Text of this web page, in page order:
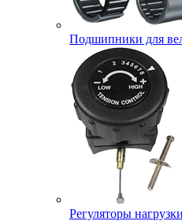
Подшипники для
Регуляторы